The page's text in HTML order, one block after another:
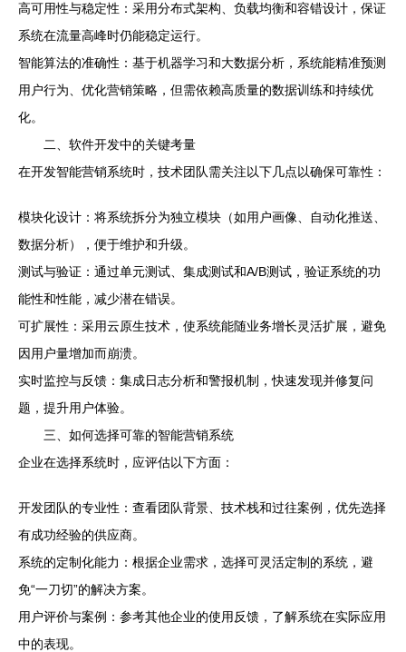
高可用性与稳定性：采用分布式架构、负载均衡和容错设计，保证
系统在流量高峰时仍能稳定运行。
智能算法的准确性：基于机器学习和大数据分析，系统能精准预测
用户行为、优化营销策略，但需依赖高质量的数据训练和持续优
化。
二、软件开发中的关键考量
在开发智能营销系统时，技术团队需关注以下几点以确保可靠性：
模块化设计：将系统拆分为独立模块（如用户画像、自动化推送、
数据分析），便于维护和升级。
测试与验证：通过单元测试、集成测试和A/B测试，验证系统的功
能性和性能，减少潜在错误。
可扩展性：采用云原生技术，使系统能随业务增长灵活扩展，避免
因用户量增加而崩溃。
实时监控与反馈：集成日志分析和警报机制，快速发现并修复问
题，提升用户体验。
三、如何选择可靠的智能营销系统
企业在选择系统时，应评估以下方面：
开发团队的专业性：查看团队背景、技术栈和过往案例，优先选择
有成功经验的供应商。
系统的定制化能力：根据企业需求，选择可灵活定制的系统，避
免“一刀切”的解决方案。
用户评价与案例：参考其他企业的使用反馈，了解系统在实际应用
中的表现。